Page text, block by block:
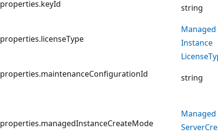
properties.keyId
string
properties.licenseType
Managed
Instance
License
properties.maintenanceConfigurationId
string
properties.managedInstanceCreateMode
Managed
Server